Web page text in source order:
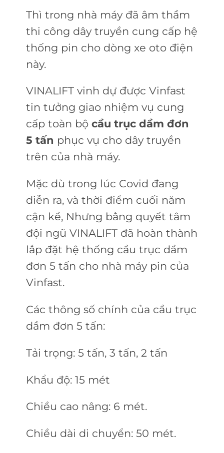
Thì trong nhà máy đã âm thầm
thi công dây truyền cung cấp hệ
thống pin cho dòng xe oto điện
này.
VINALIFT vinh dự được Vinfast
tin tưởng giao nhiệm vụ cung
cấp toàn bộ cầu trục dầm đơn
5 tấn phục vụ cho dây truyền
trên của nhà máy.
Mặc dù trong lúc Covid đang
diễn ra, và thời điểm cuối năm
cận kề, Nhưng bằng quyết tâm
đội ngũ VINALIFT đã hoàn thành
lắp đặt hệ thống cầu trục dầm
đơn 5 tấn cho nhà máy pin của
Vinfast.
Các thông số chính của cầu trục
dầm đơn 5 tấn:
Tải trọng: 5 tấn, 3 tấn, 2 tấn
Khẩu độ: 15 mét
Chiều cao nâng: 6 mét.
Chiều dài di chuyển: 50 mét.